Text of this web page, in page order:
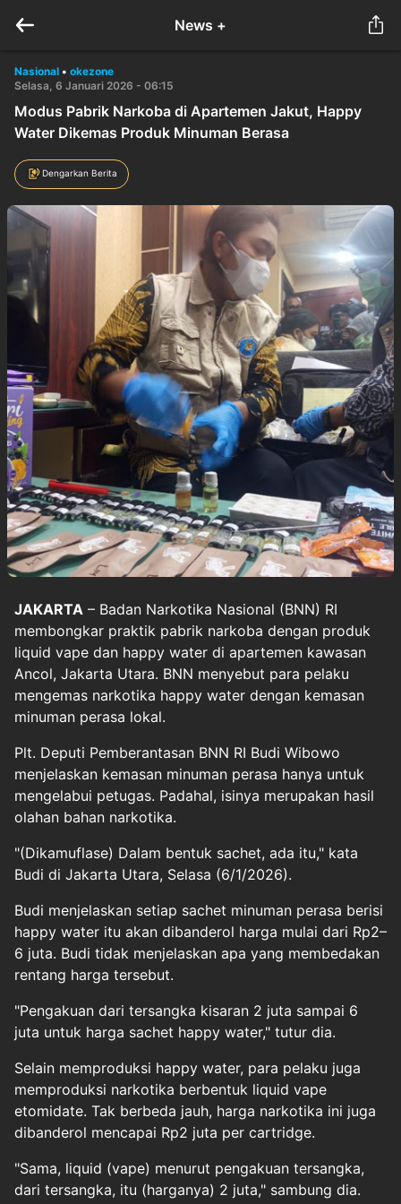
News +
Nasional • okezone
Selasa, 6 Januari 2026 - 06:15
Modus Pabrik Narkoba di Apartemen Jakut, Happy
Water Dikemas Produk Minuman Berasa
Dengarkan Berita
JAKARTA – Badan Narkotika Nasional (BNN) RI
membongkar praktik pabrik narkoba dengan produk
liquid vape dan happy water di apartemen kawasan
Ancol, Jakarta Utara. BNN menyebut para pelaku
mengemas narkotika happy water dengan kemasan
minuman perasa lokal.
Plt. Deputi Pemberantasan BNN RI Budi Wibowo
menjelaskan kemasan minuman perasa hanya untuk
mengelabui petugas. Padahal, isinya merupakan hasil
olahan bahan narkotika.
"(Dikamuflase) Dalam bentuk sachet, ada itu," kata
Budi di Jakarta Utara, Selasa (6/1/2026).
Budi menjelaskan setiap sachet minuman perasa berisi
happy water itu akan dibanderol harga mulai dari Rp2–
6 juta. Budi tidak menjelaskan apa yang membedakan
rentang harga tersebut.
"Pengakuan dari tersangka kisaran 2 juta sampai 6
juta untuk harga sachet happy water," tutur dia.
Selain memproduksi happy water, para pelaku juga
memproduksi narkotika berbentuk liquid vape
etomidate. Tak berbeda jauh, harga narkotika ini juga
dibanderol mencapai Rp2 juta per cartridge.
"Sama, liquid (vape) menurut pengakuan tersangka,
dari tersangka, itu (harganya) 2 juta," sambung dia.